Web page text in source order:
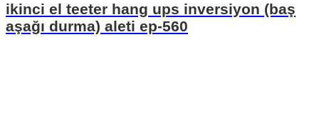
ikinci el teeter hang ups inversiyon (baş
aşağı durma) aleti ep-560